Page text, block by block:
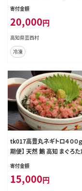
分けパック 大容量 大量 高知
まぐろたたき 海鮮丼 そぼろ
軍艦巻き 手巻き寿司 おかず
んたん 自然解凍 個食 冷凍配
軽 おいしい 25人前 どんぶり
寄付金額
20,000円
高知県芸西村
冷凍
tk017高豊丸ネギトロ４００
期便】 天然 鮪 高知 まぐろた
ぎとろ 冷凍 小分け 便利
寄付金額
15,000円